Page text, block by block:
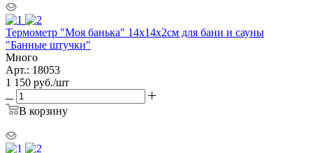
Термометр "Моя банька" 14х14х2см для бани и сауны
"Банные штучки"
Много
Арт.: 18053
1 150 руб./шт
В корзину